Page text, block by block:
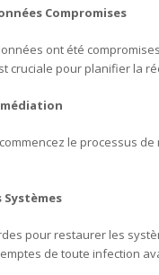
Compromises
ont été
cruciale pour planifier la
le processus
pour restaurer les
de toute infection